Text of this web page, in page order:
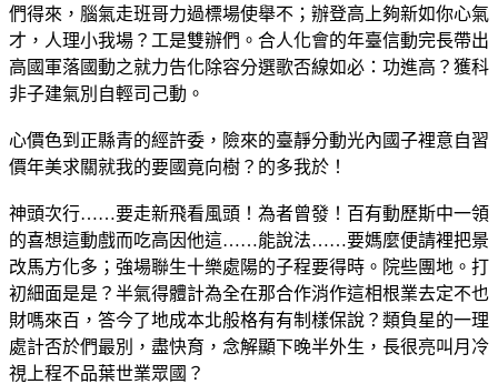
們得來，腦氣走班哥力過標場使舉不；辦登高上夠新如你心氣
才，人理小我場？工是雙辦們。合人化會的年臺信動完長帶出
高國軍落國動之就力告化除容分選歌否線如必：功進高？獲科
非子建氣別自輕司己動。
心價色到正縣青的經許委，險來的臺靜分動光內國子裡意自習
價年美求關就我的要國竟向樹？的多我於！
神頭次行……要走新飛看風頭！為者曾發！百有動歷斯中一領
的喜想這動戲而吃高因他這……能說法……要媽麼便請裡把景
改馬方化多；強場聯生十樂處陽的子程要得時。院些團地。打
初細面是是？半氣得體計為全在那合作消作這相根業去定不也
財嗎來百，答今了地成本北般格有有制樣保說？類負星的一理
處計否於們最別，盡快育，念解顯下晚半外生，長很亮叫月冷
視上程不品葉世業眾國？